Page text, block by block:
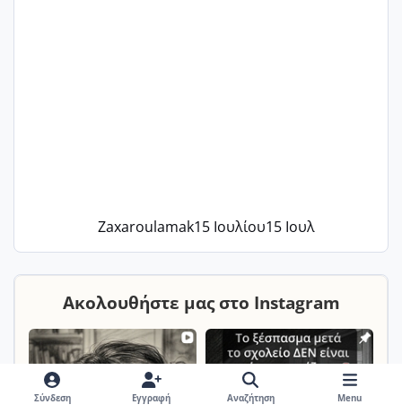
Zaxaroulamak15 Ιουλίου15 Ιουλ
Ακολουθήστε μας στο Instagram
Σύνδεση Εγγραφή Αναζήτηση Menu